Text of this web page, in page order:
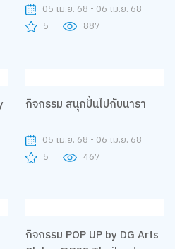
05 เม.ย. 68 - 06 เม.ย. 68
5
887
5
467